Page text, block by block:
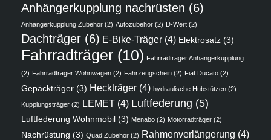
Anhängerkupplung nachrüsten (6)
Anhängerkupplung Zubehör (2) Autozubehör (2) D-Wert (2)
Dachträger (6) E-Bike-Träger (4) Elektrosatz (3)
Fahrradträger (10) Fahrradträger Anhängerkupplung
(2) Fahrradträger Wohnwagen (2) Fahrzeugschein (2) Fiat Ducato (2)
Gepäckträger (3) Heckträger (4) hydraulische Hubstützen (2)
Kupplungsträger (2) LEMET (4) Luftfederung (5)
Luftfederung Wohnmobil (3) Menabo (2) Motorradträger (2)
Nachrüstung (3) Quad Zubehör (2) Rahmenverlängerung (4)